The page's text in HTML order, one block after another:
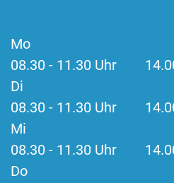
Mo
08.30 - 11.30 Uhr
Di
08.30 - 11.30 Uhr
Mi
08.30 - 11.30 Uhr
Do